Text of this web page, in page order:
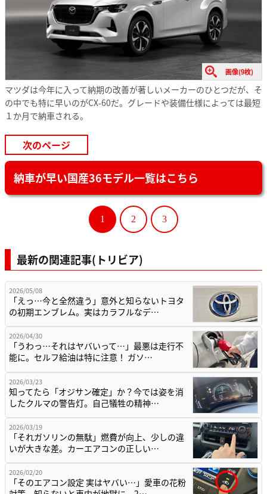
画像(9枚)
マツダは今年に入って納期の改善が著しいメーカーのひとつだが、そ
の中でも特に早いのがCX-60だ。グレードや装備仕様によっては最短
１か月で納車される。
次のページ
納車が早い国産36モデル一覧はこちら
1 2 3
最新の関連記事(トリビア)
2026/05/08
「えっ…今と全然違う」意外と知らないトヨタ
の初期エンブレム。実はカラフルなデ…
2026/04/30
「うわっ…それはヤバいって…」最悪は走行不
能に。セルフ給油は特に注意！ ガソ…
2026/03/23
知ってたら「オジサン確定」か？今では姿を消
したクルマの警告灯。自己犠牲の精神…
2026/03/19
「それガソリンの無駄」燃費が向上、少しの違
いが大きな差。カーエアコンの正しい…
2026/02/20
「そのエアコン設定 実はヤバい…」愛車の花粉